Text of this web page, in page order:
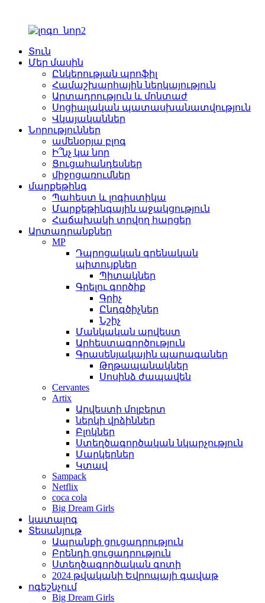
Տուն
Մեր մասին
Ընկերության պրոֆիլ
Համաշխարհային ներկայություն
Արտադրություն և մոնտաժ
Սոցիալական պատասխանատվություն
Վկայականներ
Նորություններ
ամենօրյա բլոգ
Ի՞նչ կա նոր
Ցուցահանդեսներ
միջոցառումներ
մարքեթինգ
Պահեստ և լոգիստիկա
Մարքեթինգային աջակցություն
Հաճախակի տրվող հարցեր
Արտադրանքներ
MP
Դպրոցական գրենական
պիտույքներ
Պիտակներ
Գրելու գործիք
Գրիչ
Ընդգծիչներ
Նշիչ
Մանկական արվեստ
Արհեստագործություն
Գրասենյակային պարագաներ
Թղթապանակներ
Սոսինձ ժապավեն
Cervantes
Artix
Արվեստի մոլբերտ
ներկի վրձիններ
Բլոկներ
Ստեղծագործական նկարչություն
Մարկերներ
Կտավ
Sampack
Netflix
coca cola
Big Dream Girls
կատալոգ
Տեսանյութ
Ապրանքի ցուցադրություն
Բրենդի ցուցադրություն
Ստեղծագործական գոտի
2024 թվականի Եվրոպայի գավաթ
ոգեշնչում
Big Dream Girls